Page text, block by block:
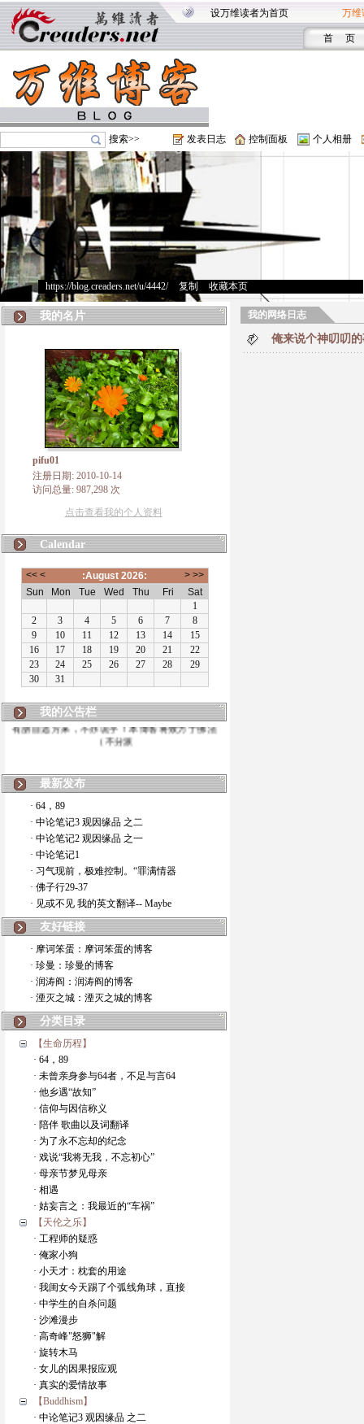
设万维读者为首页 万维
首 页
搜索>> 发表日志 控制面板 个人相册
https://blog.creaders.net/u/4442/> 复制 收藏本页
我的名片
pifu01
注册日期: 2010-10-14
访问总量: 987,298 次
点击查看我的个人资料
Calendar
我的公告栏
有朋自远方来，不亦说乎！本博客将致力于佛法
（不分派
最新发布
· 64，89
· 中论笔记3 观因缘品 之二
· 中论笔记2 观因缘品 之一
· 中论笔记1
· 习气现前，极难控制。“罪满情器
· 佛子行29-37
· 见或不见 我的英文翻译-- Maybe
友好链接
· 摩诃笨蛋：摩诃笨蛋的博客
· 珍曼：珍曼的博客
· 润涛阎：润涛阎的博客
· 湮灭之城：湮灭之城的博客
分类目录
【生命历程】
· 64，89
· 未曾亲身参与64者，不足与言64
· 他乡遇“故知”
· 信仰与因信称义
· 陪伴 歌曲以及词翻译
· 为了永不忘却的纪念
· 戏说“我将无我，不忘初心”
· 母亲节梦见母亲
· 相遇
· 姑妄言之：我最近的“车祸”
【天伦之乐】
· 工程师的疑惑
· 俺家小狗
· 小天才：枕套的用途
· 我闺女今天踢了个弧线角球，直接
· 中学生的自杀问题
· 沙滩漫步
· 高奇峰"怒狮"解
· 旋转木马
· 女儿的因果报应观
· 真实的爱情故事
【Buddhism】
· 中论笔记3 观因缘品 之二
我的网络日志
俺来说个神叨叨